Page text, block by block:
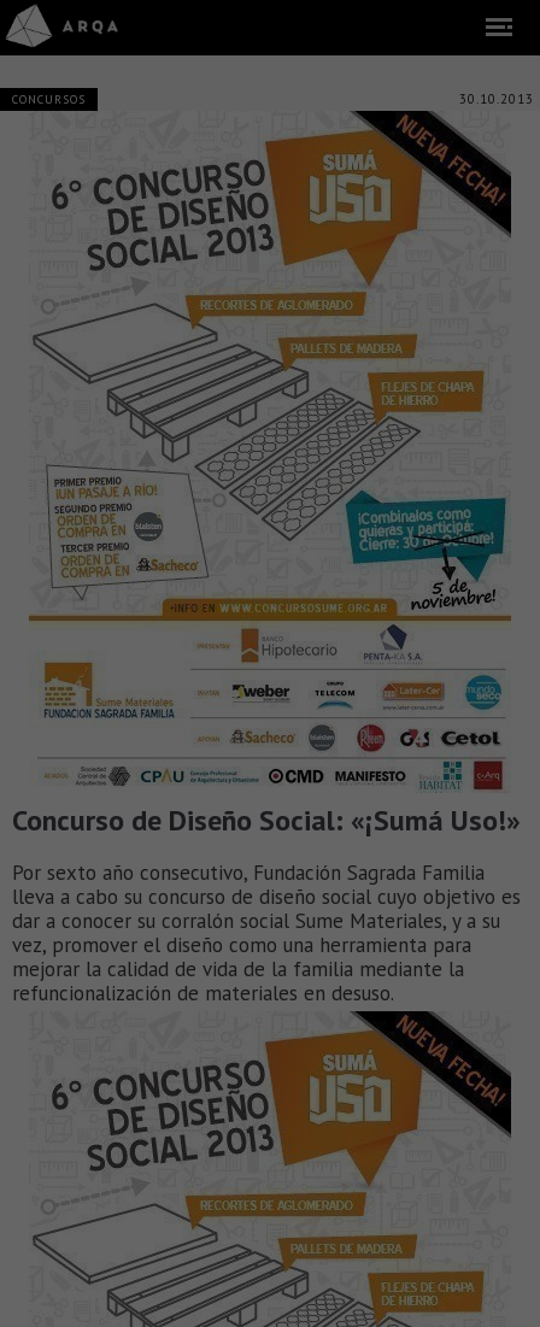
CONCURSOS 30.10.2013
Concurso de Diseño Social: «¡Sumá Uso!»
Por sexto año consecutivo, Fundación Sagrada Familia
lleva a cabo su concurso de diseño social cuyo objetivo es
dar a conocer su corralón social Sume Materiales, y a su
vez, promover el diseño como una herramienta para
mejorar la calidad de vida de la familia mediante la
refuncionalización de materiales en desuso.